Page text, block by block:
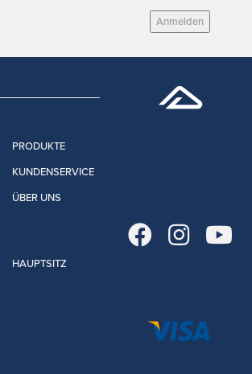
Anmelden
PRODUKTE
KUNDENSERVICE
ÜBER UNS
HAUPTSITZ